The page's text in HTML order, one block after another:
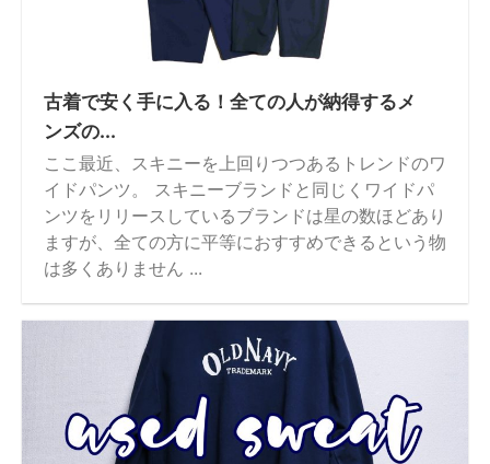
古着で安く手に入る！全ての人が納得するメ
ンズの...
ここ最近、スキニーを上回りつつあるトレンドのワ
イドパンツ。 スキニーブランドと同じくワイドパ
ンツをリリースしているブランドは星の数ほどあり
ますが、全ての方に平等におすすめできるという物
は多くありません ...